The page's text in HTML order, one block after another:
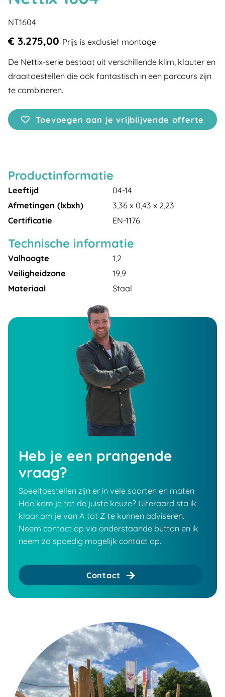
NT1604
€ 3.275,00 Prijs is exclusief montage
De Nettix-serie bestaat uit verschillende klim, klauter en
draaitoestellen die ook fantastisch in een parcours zijn
te combineren.
Toevoegen aan je vrijblijvende offerte
Productinformatie
Leeftijd
04-14
Afmetingen (lxbxh)
3,36 x 0,43 x 2,23
Certificatie
EN-1176
Technische informatie
Valhoogte
1,2
Veiligheidzone
19,9
Materiaal
Staal
Heb je een prangende
vraag?
Speeltoestellen zijn er in vele soorten en maten.
Hoe kom je tot de juiste keuze? Uiteraard sta ik
klaar om je van A tot Z te kunnen adviseren.
Neem contact op via onderstaande button en ik
neem zo spoedig mogelijk contact op.
Contact